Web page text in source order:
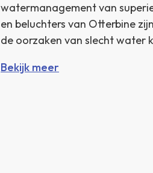
watermanagement van
en beluchters van Otterbine
de oorzaken van slecht water
Bekijk meer